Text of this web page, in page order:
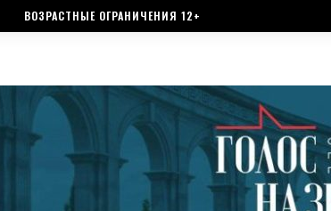
ВОЗРАСТНЫЕ ОГРАНИЧЕНИЯ 12+